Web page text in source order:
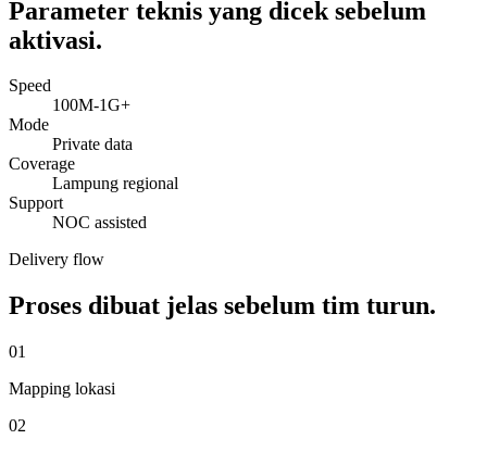
Parameter teknis yang dicek sebelum
aktivasi.
Speed
100M-1G+
Mode
Private data
Coverage
Lampung regional
Support
NOC assisted
Delivery flow
Proses dibuat jelas sebelum tim turun.
01
Mapping lokasi
02